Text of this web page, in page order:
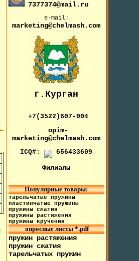
7377374@mail.ru
e-mail:
marketing@chelmash.com
г.Курган
+7(3522)607-004
opim-
marketing@chelmash.com
ICQ#: 656433609
Филиалы
Популярные товары:
тарельчатые пружины
пластинчатые пружины
пружины сжатия
пружины растяжения
пружины кручения
опросные листы *.pdf
пружин растяжения
пружин сжатия
тарельчатых пружин